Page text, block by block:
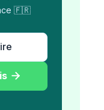
🇫🇷
